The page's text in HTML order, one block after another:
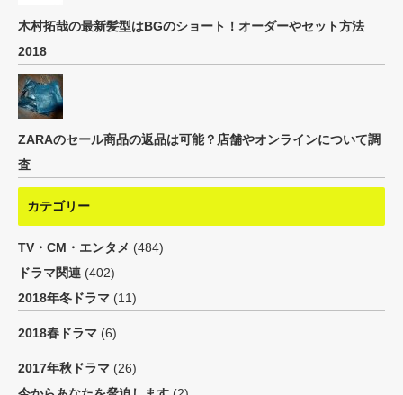
木村拓哉の最新髪型はBGのショート！オーダーやセット方法
2018
ZARAのセール商品の返品は可能？店舗やオンラインについて調
査
カテゴリー
TV・CM・エンタメ (484)
ドラマ関連 (402)
2018年冬ドラマ (11)
2018春ドラマ (6)
2017年秋ドラマ (26)